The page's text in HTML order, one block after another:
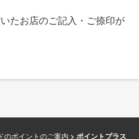
たお店のご記入・ご捺印が
のポイントのご案内
ポイントプラス